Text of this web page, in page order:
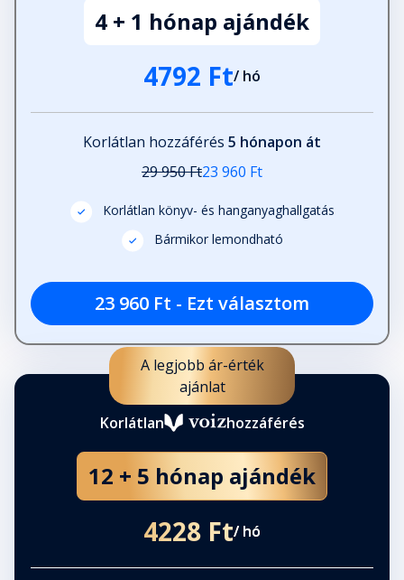
4 + 1 hónap ajándék
4792 Ft/ hó
Korlátlan hozzáférés 5 hónapon át
29 950 Ft23 960 Ft
Korlátlan könyv- és hanganyaghallgatás
Bármikor lemondható
23 960 Ft - Ezt választom
A legjobb ár-érték
ajánlat
Korlátlan
hozzáférés
12 + 5 hónap ajándék
4228 Ft/ hó